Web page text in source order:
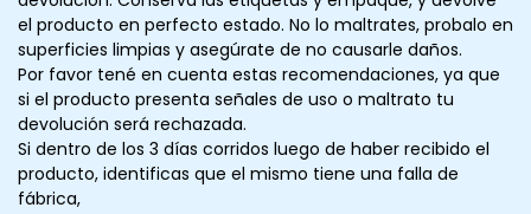
el producto en perfecto estado. No lo maltrates, probalo en
superficies limpias y asegúrate de no causarle daños.
Por favor tené en cuenta estas recomendaciones, ya que
si el producto presenta señales de uso o maltrato tu
devolución será rechazada.
Si dentro de los 3 días corridos luego de haber recibido el
producto, identificas que el mismo tiene una falla de
fábrica,